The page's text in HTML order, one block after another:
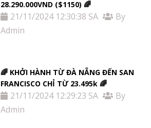
28.290.000VND ($1150) 🌈
21/11/2024 12:30:38 SA
By
Admin
🌈 KHỞI HÀNH TỪ ĐÀ NẴNG ĐẾN SAN
FRANCISCO CHỈ TỪ 23.495k 🌈
21/11/2024 12:29:23 SA
By
Admin